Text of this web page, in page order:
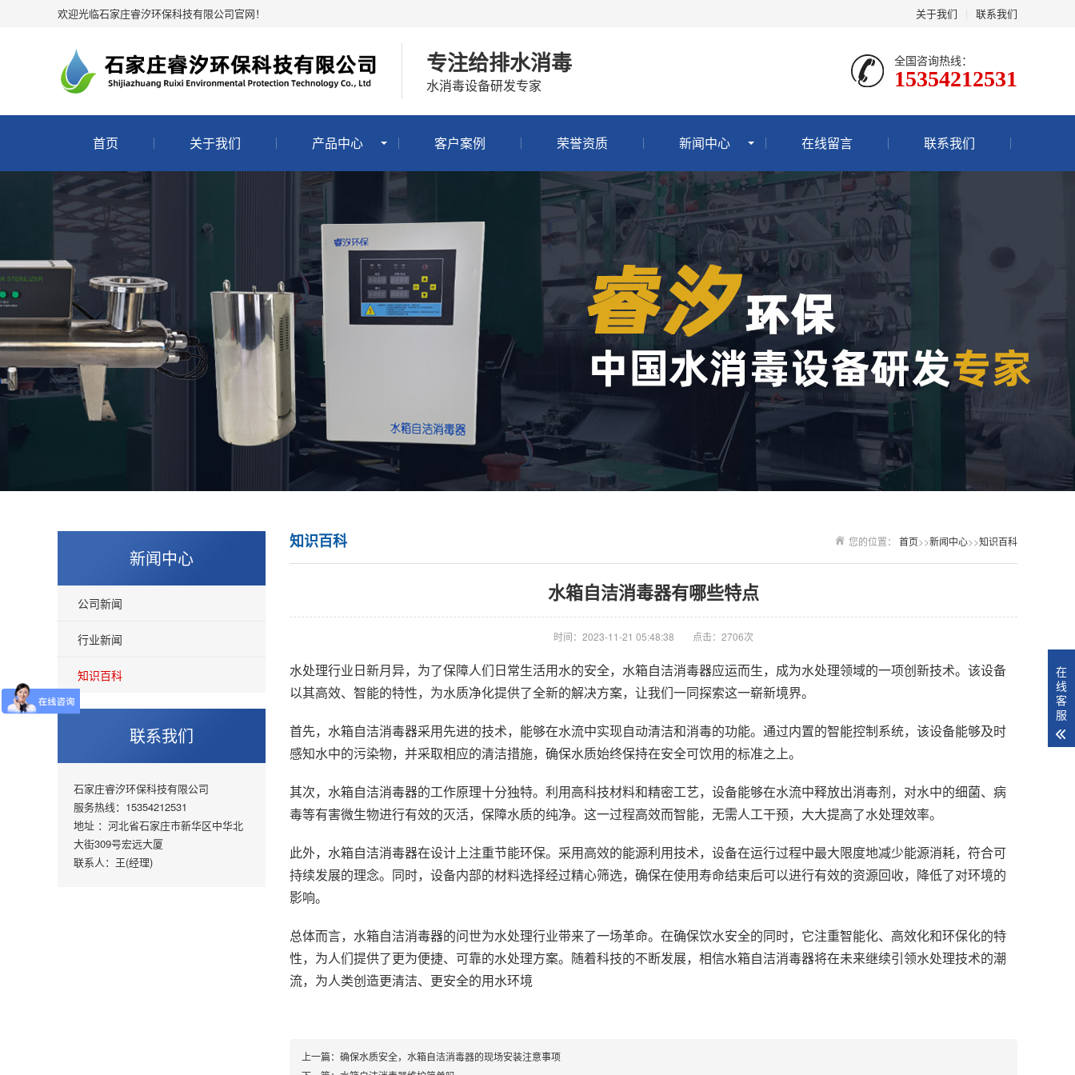
关于我们 联系我们
欢迎光临石家庄睿汐环保科技有限公司官网！
专注给排水消毒
水消毒设备研发专家
全国咨询热线：
15354212531
首页 关于我们 产品中心 客户案例 荣誉资质 新闻中心 在线留言 联系我们
新闻中心
公司新闻
行业新闻
知识百科
联系我们
石家庄睿汐环保科技有限公司
服务热线：15354212531
地址 ：河北省石家庄市新华区中华北
大街309号宏远大厦
联系人：王(经理)
您的位置： 首页>>新闻中心>>知识百科
知识百科
水箱自洁消毒器有哪些特点
时间：2023-11-21 05:48:38 点击：2706次
水处理行业日新月异，为了保障人们日常生活用水的安全，水箱自洁消毒器应运而生，成为水处理领域的一项创新技术。该设备
以其高效、智能的特性，为水质净化提供了全新的解决方案，让我们一同探索这一崭新境界。
首先，水箱自洁消毒器采用先进的技术，能够在水流中实现自动清洁和消毒的功能。通过内置的智能控制系统，该设备能够及时
感知水中的污染物，并采取相应的清洁措施，确保水质始终保持在安全可饮用的标准之上。
其次，水箱自洁消毒器的工作原理十分独特。利用高科技材料和精密工艺，设备能够在水流中释放出消毒剂，对水中的细菌、病
毒等有害微生物进行有效的灭活，保障水质的纯净。这一过程高效而智能，无需人工干预，大大提高了水处理效率。
此外，水箱自洁消毒器在设计上注重节能环保。采用高效的能源利用技术，设备在运行过程中最大限度地减少能源消耗，符合可
持续发展的理念。同时，设备内部的材料选择经过精心筛选，确保在使用寿命结束后可以进行有效的资源回收，降低了对环境的
影响。
总体而言，水箱自洁消毒器的问世为水处理行业带来了一场革命。在确保饮水安全的同时，它注重智能化、高效化和环保化的特
性，为人们提供了更为便捷、可靠的水处理方案。随着科技的不断发展，相信水箱自洁消毒器将在未来继续引领水处理技术的潮
流，为人类创造更清洁、更安全的用水环境
上一篇： 确保水质安全，水箱自洁消毒器的现场安装注意事项
在
线
客
服